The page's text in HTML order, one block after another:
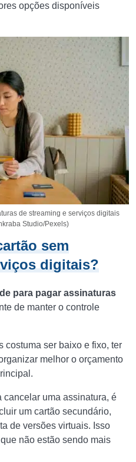
opções disponíveis
de streaming e serviços digitais
Studio/Pexels)
sem
digitais?
para pagar assinaturas
de manter o controle
costuma ser baixo e fixo, ter
melhor o orçamento
uma assinatura, é
um cartão secundário,
de versões virtuais. Isso
não estão sendo mais